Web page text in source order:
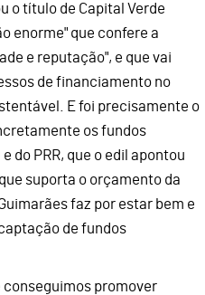
o título de Capital Verde
enorme" que confere a
e reputação", e que vai
de financiamento no
E foi precisamente o
os fundos
do PRR, que o edil apontou
suporta o orçamento da
faz por estar bem e
de fundos
conseguimos promover